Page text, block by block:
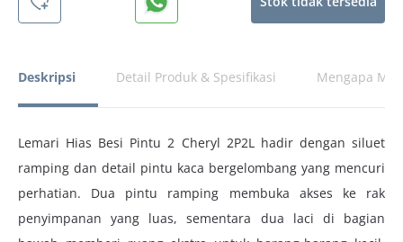
Rp2.899.000.
Deskripsi Detail Produk & Spesifikasi Mengapa
Lemari Hias Besi Pintu 2 Cheryl 2P2L hadir dengan siluet
ramping dan detail pintu kaca bergelombang yang mencuri
perhatian. Dua pintu ramping membuka akses ke rak
penyimpanan yang luas, sementara dua laci di bagian